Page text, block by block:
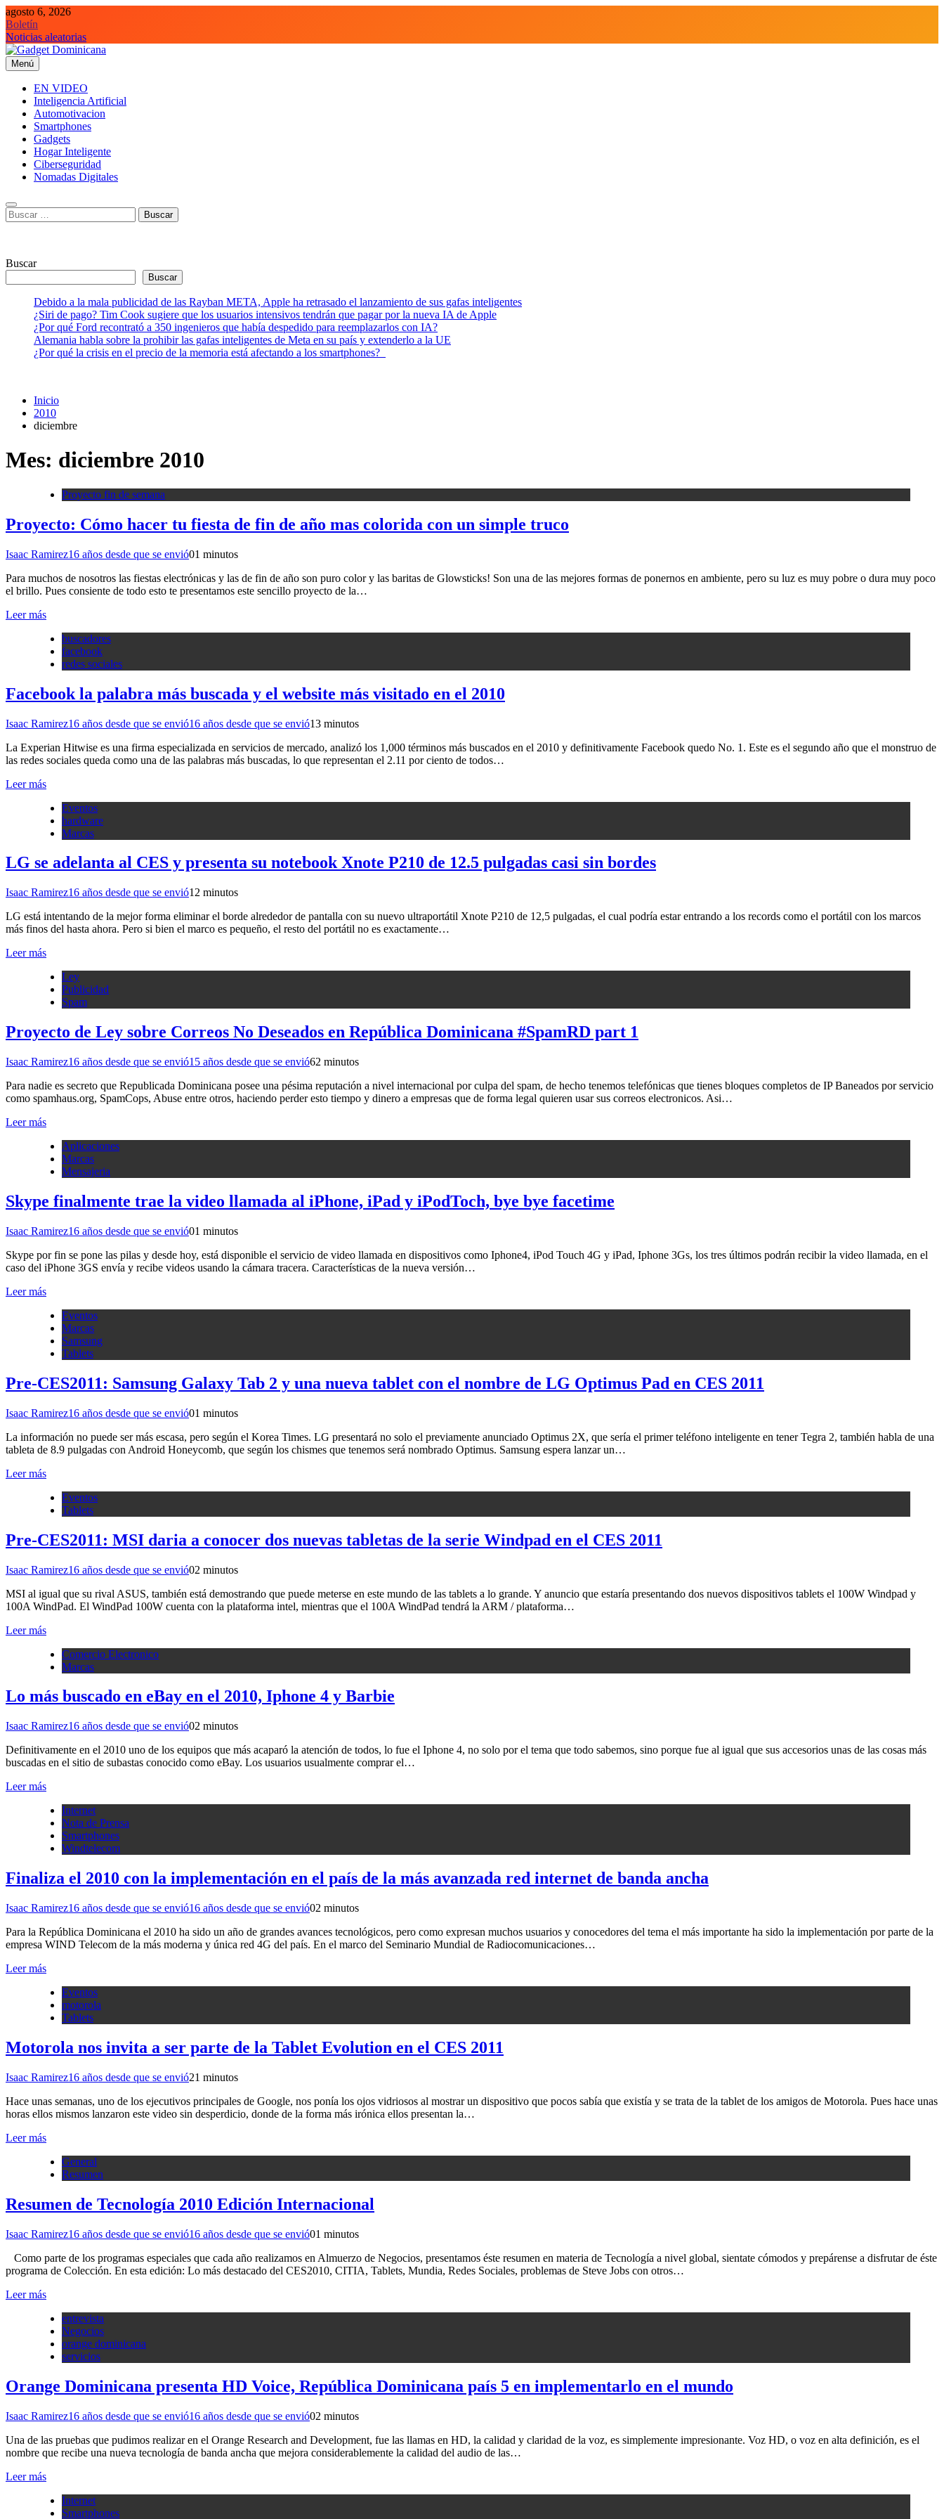
Saltar
al
contenido
agosto 6, 2026
Boletín
Noticias aleatorias
Gadget Dominicana
Gadgets y Tecnología de consumo
Menú
EN VIDEO
Inteligencia Artificial
Automotivacion
Smartphones
Gadgets
Hogar Inteligente
Ciberseguridad
Nomadas Digitales
Buscar:
Buscar
Buscar
Debido a la mala publicidad de las Rayban META, Apple ha retrasado el lanzamiento de sus gafas inteligentes
¿Siri de pago? Tim Cook sugiere que los usuarios intensivos tendrán que pagar por la nueva IA de Apple
¿Por qué Ford recontrató a 350 ingenieros que había despedido para reemplazarlos con IA?
Alemania habla sobre la prohibir las gafas inteligentes de Meta en su país y extenderlo a la UE
¿Por qué la crisis en el precio de la memoria está afectando a los smartphones?
Inicio
2010
diciembre
Mes: diciembre 2010
Proyecto fin de semana
Proyecto: Cómo hacer tu fiesta de fin de año mas colorida con un simple truco
Isaac Ramirez16 años desde que se envió01 minutos
Para muchos de nosotros las fiestas electrónicas y las de fin de año son puro color y las baritas de Glowsticks! Son una de las mejores formas de ponernos en ambiente, pero su luz es muy pobre o dura muy poco
el brillo. Pues consiente de todo esto te presentamos este sencillo proyecto de la…
Leer más
buscadores
facebook
redes sociales
Facebook la palabra más buscada y el website más visitado en el 2010
Isaac Ramirez16 años desde que se envió16 años desde que se envió13 minutos
La Experian Hitwise es una firma especializada en servicios de mercado, analizó los 1,000 términos más buscados en el 2010 y definitivamente Facebook quedo No. 1. Este es el segundo año que el monstruo de
las redes sociales queda como una de las palabras más buscadas, lo que representan el 2.11 por ciento de todos…
Leer más
Eventos
hardware
Marcas
LG se adelanta al CES y presenta su notebook Xnote P210 de 12.5 pulgadas casi sin bordes
Isaac Ramirez16 años desde que se envió1 2 minutos
LG está intentando de la mejor forma eliminar el borde alrededor de pantalla con su nuevo ultraportátil Xnote P210 de 12,5 pulgadas, el cual podría estar entrando a los records como el portátil con los marcos
más finos del hasta ahora. Pero si bien el marco es pequeño, el resto del portátil no es exactamente…
Leer más
Ley
Publicidad
Spam
Proyecto de Ley sobre Correos No Deseados en República Dominicana #SpamRD part 1
Isaac Ramirez16 años desde que se envió15 años desde que se envió62 minutos
Para nadie es secreto que Republicada Dominicana posee una pésima reputación a nivel internacional por culpa del spam, de hecho tenemos telefónicas que tienes bloques completos de IP Baneados por servicio
como spamhaus.org, SpamCops, Abuse entre otros, haciendo perder esto tiempo y dinero a empresas que de forma legal quieren usar sus correos electronicos. Asi…
Leer más
Aplicaciones
Marcas
Mensajeria
Skype finalmente trae la video llamada al iPhone, iPad y iPodToch, bye bye facetime
Isaac Ramirez16 años desde que se envió01 minutos
Skype por fin se pone las pilas y desde hoy, está disponible el servicio de video llamada en dispositivos como Iphone4, iPod Touch 4G y iPad, Iphone 3Gs, los tres últimos podrán recibir la video llamada, en el
caso del iPhone 3GS envía y recibe videos usando la cámara tracera. Características de la nueva versión…
Leer más
Eventos
Marcas
Samsung
Tablets
Pre-CES2011: Samsung Galaxy Tab 2 y una nueva tablet con el nombre de LG Optimus Pad en CES 2011
Isaac Ramirez16 años desde que se envió01 minutos
La información no puede ser más escasa, pero según el Korea Times. LG presentará no solo el previamente anunciado Optimus 2X, que sería el primer teléfono inteligente en tener Tegra 2, también habla de una
tableta de 8.9 pulgadas con Android Honeycomb, que según los chismes que tenemos será nombrado Optimus. Samsung espera lanzar un…
Leer más
Eventos
Tablets
Pre-CES2011: MSI daria a conocer dos nuevas tabletas de la serie Windpad en el CES 2011
Isaac Ramirez16 años desde que se envió02 minutos
MSI al igual que su rival ASUS, también está demostrando que puede meterse en este mundo de las tablets a lo grande. Y anuncio que estaría presentando dos nuevos dispositivos tablets el 100W Windpad y
100A WindPad. El WindPad 100W cuenta con la plataforma intel, mientras que el 100A WindPad tendrá la ARM / plataforma…
Leer más
Comercio Electronico
Marcas
Lo más buscado en eBay en el 2010, Iphone 4 y Barbie
Isaac Ramirez16 años desde que se envió02 minutos
Definitivamente en el 2010 uno de los equipos que más acaparó la atención de todos, lo fue el Iphone 4, no solo por el tema que todo sabemos, sino porque fue al igual que sus accesorios unas de las cosas más
buscadas en el sitio de subastas conocido como eBay. Los usuarios usualmente comprar el…
Leer más
Internet
Nota de Prensa
Smartphones
Windtelecom
Finaliza el 2010 con la implementación en el país de la más avanzada red internet de banda ancha
Isaac Ramirez16 años desde que se envió16 años desde que se envió02 minutos
Para la República Dominicana el 2010 ha sido un año de grandes avances tecnológicos, pero como expresan muchos usuarios y conocedores del tema el más importante ha sido la implementación por parte de la
empresa WIND Telecom de la más moderna y única red 4G del país. En el marco del Seminario Mundial de Radiocomunicaciones…
Leer más
Eventos
motorola
Tablets
Motorola nos invita a ser parte de la Tablet Evolution en el CES 2011
Isaac Ramirez16 años desde que se envió21 minutos
Hace unas semanas, uno de los ejecutivos principales de Google, nos ponía los ojos vidriosos al mostrar un dispositivo que pocos sabía que existía y se trata de la tablet de los amigos de Motorola. Pues hace unas
horas ellos mismos lanzaron este video sin desperdicio, donde de la forma más irónica ellos presentan la…
Leer más
General
Resumen
Resumen de Tecnología 2010 Edición Internacional
Isaac Ramirez16 años desde que se envió16 años desde que se envió01 minutos
Como parte de los programas especiales que cada año realizamos en Almuerzo de Negocios, presentamos éste resumen en materia de Tecnología a nivel global, sientate cómodos y prepárense a disfrutar de éste
programa de Colección. En esta edición: Lo más destacado del CES2010, CITIA, Tablets, Mundia, Redes Sociales, problemas de Steve Jobs con otros…
Leer más
entrevista
Negocios
orange dominicana
servicios
Orange Dominicana presenta HD Voice, República Dominicana país 5 en implementarlo en el mundo
Isaac Ramirez16 años desde que se envió16 años desde que se envió02 minutos
Una de las pruebas que pudimos realizar en el Orange Research and Development, fue las llamas en HD, la calidad y claridad de la voz, es simplemente impresionante. Voz HD, o voz en alta definición, es el
nombre que recibe una nueva tecnología de banda ancha que mejora considerablemente la calidad del audio de las…
Leer más
Internet
Smartphones